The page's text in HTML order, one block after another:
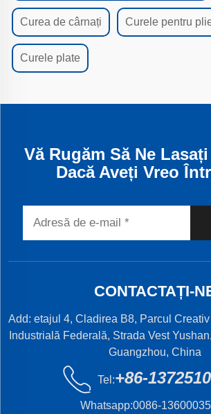
Curea de cârnați Curele pentru
Curele plate
Vă Rugăm Să Ne
Dacă Aveți Vreo
CONTACTAȚI-
Add: etajul 4, Cladirea B8, Parcul
Industrială Federală, Strada Vest
Guangzhou, China
Tel:+86-
Whatsapp:0086-